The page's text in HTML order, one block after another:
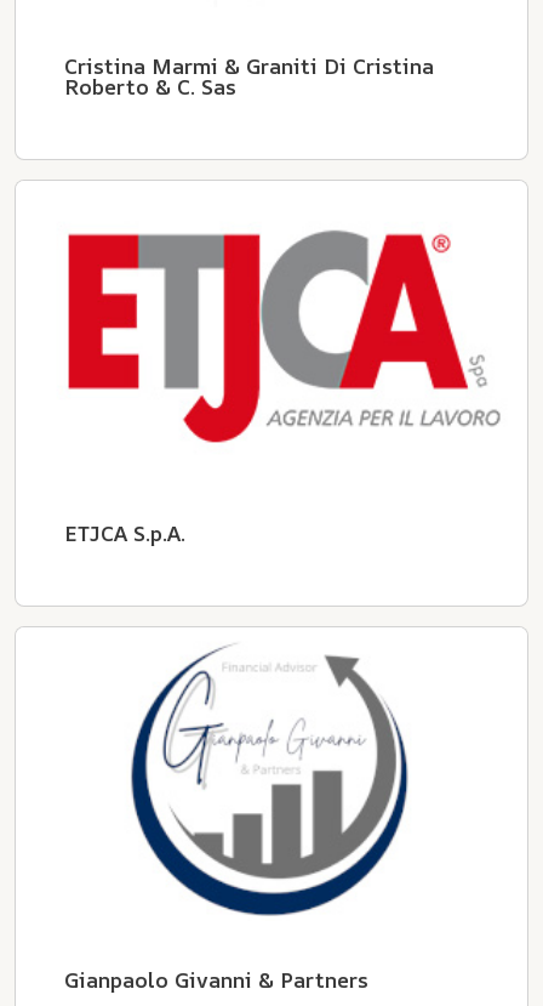
Cristina Marmi & Graniti Di Cristina
Roberto & C. Sas
ETJCA S.p.A.
Gianpaolo Givanni & Partners